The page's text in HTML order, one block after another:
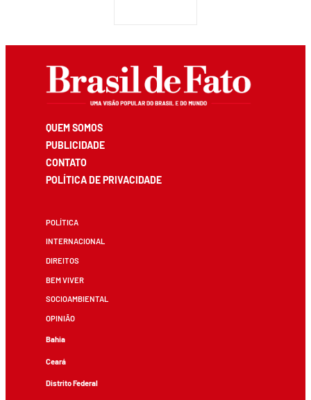
QUEM SOMOS
PUBLICIDADE
CONTATO
POLÍTICA DE PRIVACIDADE
POLÍTICA
INTERNACIONAL
DIREITOS
BEM VIVER
SOCIOAMBIENTAL
OPINIÃO
Bahia
Ceará
Distrito Federal